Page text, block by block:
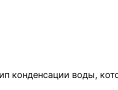
конденсации воды,